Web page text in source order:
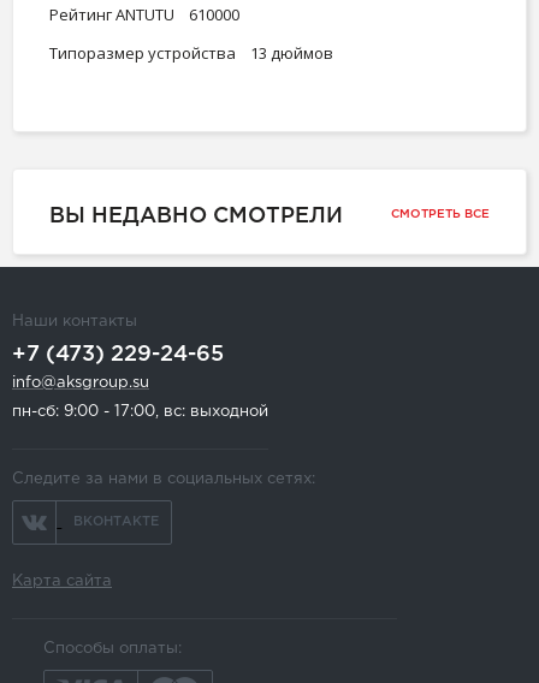
Рейтинг ANTUTU 610000
Типоразмер устройства 13 дюймов
ВЫ НЕДАВНО СМОТРЕЛИ СМОТРЕТЬ ВСЕ
Наши контакты
+7 (473) 229-24-65
info@aksgroup.su
пн-сб: 9:00 - 17:00, вс: выходной
Следите за нами в социальных сетях:
ВКОНТАКТЕ
Карта сайта
Способы оплаты: